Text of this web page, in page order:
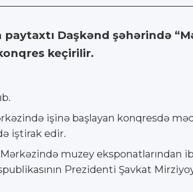
Daşkənd şəhərində
keçirilir.
işinə başlayan konqresdə
iştirak edir.
muzey eksponatlarından
Prezidenti Şavkat